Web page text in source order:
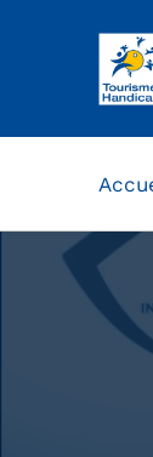
ASSOCIATION